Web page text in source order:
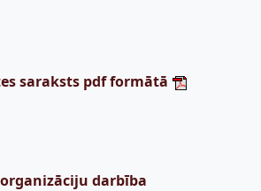
saraksts pdf formātā
darbība